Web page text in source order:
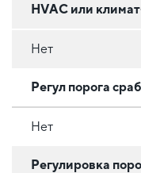
HVAC или
Нет
Регул порога
Нет
Регулировка